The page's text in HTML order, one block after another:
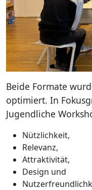
Beide Formate
optimiert. In
Jugendliche
Nützlichkeit,
Relevanz,
Attraktivität,
Design und